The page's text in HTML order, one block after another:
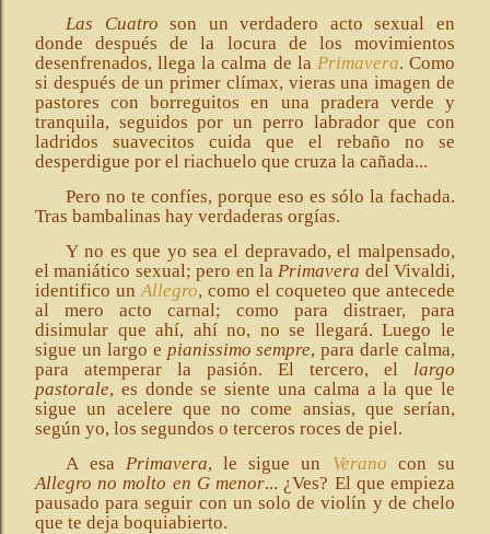
Las Cuatro son un verdadero acto sexual en
donde después de la locura de los movimientos
desenfrenados, llega la calma de la Primavera. Como
si después de un primer clímax, vieras una imagen de
pastores con borreguitos en una pradera verde y
tranquila, seguidos por un perro labrador que con
ladridos suavecitos cuida que el rebaño no se
desperdigue por el riachuelo que cruza la cañada...
Pero no te confíes, porque eso es sólo la fachada.
Tras bambalinas hay verdaderas orgías.
Y no es que yo sea el depravado, el malpensado,
el maniático sexual; pero en laPrimavera del Vivaldi,
identifico unAllegro, como el coqueteo que antecede
al mero acto carnal; como para distraer, para
disimular que ahí, ahí no, no se llegará. Luego le
sigue un largo e pianissimo sempre, para darle calma,
para atemperar la pasión. El tercero, el largo
pastorale, es donde se siente una calma a la que le
sigue un acelere que no come ansias, que serían,
según yo, los segundos o terceros roces de piel.
A esa Primavera, le sigue un Verano con su
Allegro no molto en G menor... ¿Ves? El que empieza
pausado para seguir con un solo de violín y de chelo
que te deja boquiabierto.